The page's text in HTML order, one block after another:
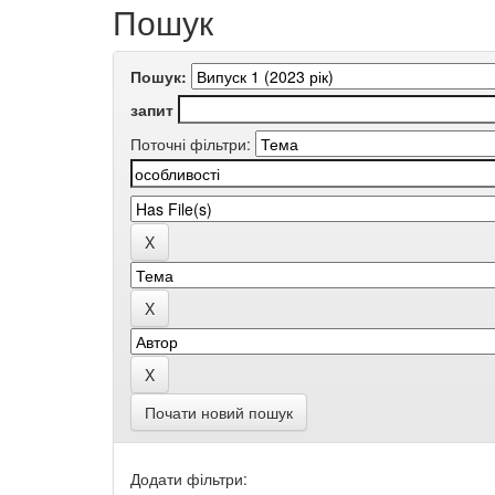
Пошук
Пошук:
запит
Поточні фільтри:
Почати новий пошук
Додати фільтри: